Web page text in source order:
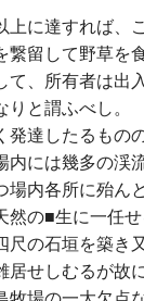
に達すれば、
留して野草
、所有者は
と謂ふべし。
達したるもの
には幾多の
場内各所に殆
の■生に一任
の石垣を築
せしむるが